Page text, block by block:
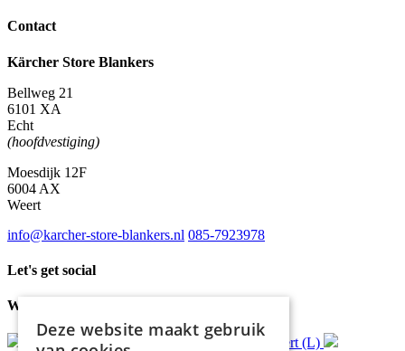
Contact
Kärcher Store Blankers
Bellweg 21
6101 XA
Echt
(hoofdvestiging)
Moesdijk 12F
6004 AX
Weert
info@karcher-store-blankers.nl 085-7923978
Let's get social
Waar wij voor staan
bezorging* Ophalen in Echt of Weert (L)
Deze website maakt gebruik